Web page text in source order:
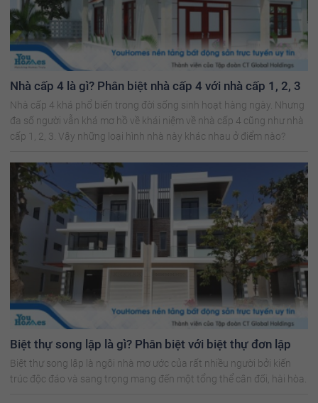
Nhà cấp 4 là gì? Phân biệt nhà cấp 4 với nhà cấp 1, 2, 3
Nhà cấp 4 khá phổ biến trong đời sống sinh hoạt hàng ngày. Nhưng
đa số người vẫn khá mơ hồ về khái niệm về nhà cấp 4 cũng như nhà
cấp 1, 2, 3. Vậy những loại hình nhà này khác nhau ở điểm nào?
Biệt thự song lập là gì? Phân biệt với biệt thự đơn lập
Biệt thự song lập là ngôi nhà mơ ước của rất nhiều người bởi kiến
trúc độc đáo và sang trọng mang đến một tổng thể cân đối, hài hòa.